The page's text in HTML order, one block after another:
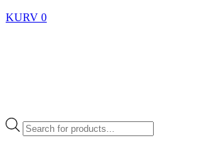
KURV 0
Products
search